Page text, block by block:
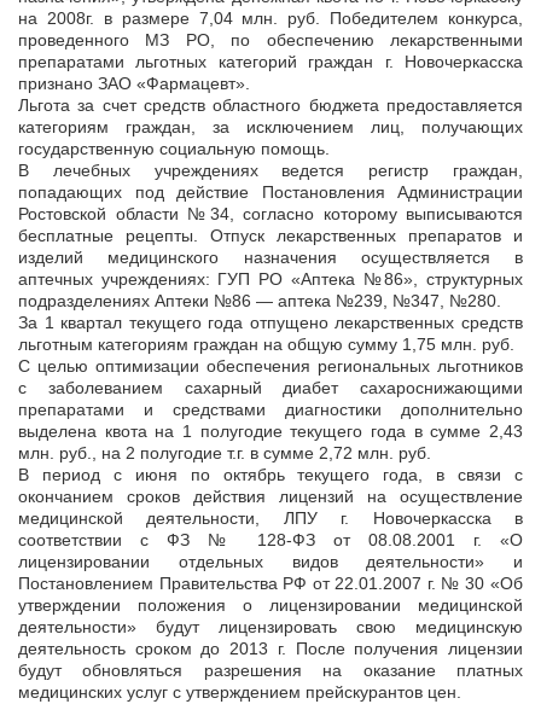
на 2008г. в размере 7,04 млн. руб. Победителем конкурса,
проведенного МЗ РО, по обеспечению лекарственными
препаратами льготных категорий граждан г. Новочеркасска
признано ЗАО «Фармацевт».
Льгота за счет средств областного бюджета предоставляется
категориям граждан, за исключением лиц, получающих
государственную социальную помощь.
В лечебных учреждениях ведется регистр граждан,
попадающих под действие Постановления Администрации
Ростовской области №34, согласно которому выписываются
бесплатные рецепты. Отпуск лекарственных препаратов и
изделий медицинского назначения осуществляется в
аптечных учреждениях: ГУП РО «Аптека №86», структурных
подразделениях Аптеки №86 — аптека №239, №347, №280.
За 1 квартал текущего года отпущено лекарственных средств
льготным категориям граждан на общую сумму 1,75 млн. руб.
С целью оптимизации обеспечения региональных льготников
с заболеванием сахарный диабет сахароснижающими
препаратами и средствами диагностики дополнительно
выделена квота на 1 полугодие текущего года в сумме 2,43
млн. руб., на 2 полугодие т.г. в сумме 2,72 млн. руб.
В период с июня по октябрь текущего года, в связи с
окончанием сроков действия лицензий на осуществление
медицинской деятельности, ЛПУ г. Новочеркасска в
соответствии с ФЗ № 128-ФЗ от 08.08.2001 г. «О
лицензировании отдельных видов деятельности» и
Постановлением Правительства РФ от 22.01.2007 г. № 30 «Об
утверждении положения о лицензировании медицинской
деятельности» будут лицензировать свою медицинскую
деятельность сроком до 2013 г. После получения лицензии
будут обновляться разрешения на оказание платных
медицинских услуг с утверждением прейскурантов цен.